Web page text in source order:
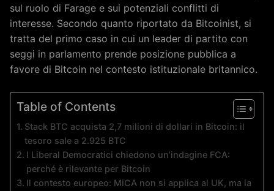
sul ruolo di Farage e sui potenziali conflitti di
interesse. Secondo quanto riportato da Bitcoinist, si
tratta del primo caso in cui un leader di partito con
seggi in parlamento prende posizione pubblica a
favore di Bitcoin nel contesto istituzionale britannico.
Table of Contents
Stack BTC acquista 2,7 milioni di dollari in Bitcoin: il
tesoro sale a 2.925 BTC
I Liberal Democratici chiedono un’indagine FCA:
perché è rilevante per Bitcoin
Il contesto europeo: MiCA non si applica al UK, ma la